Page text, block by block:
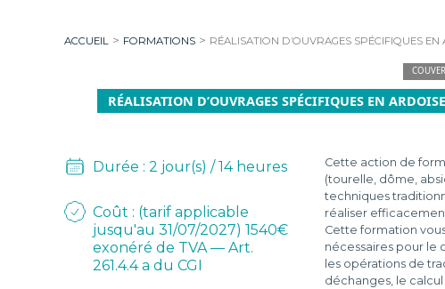
P
D
L
ACCUEIL > FORMATIONS > RÉALISATION D’OUVRAGES SPÉCIFIQUES
RÉALISATION D’OUVRAGES SPÉCIFIQUES EN
Durée : 2 jour(s) / 14 heures
Coût : (tarif applicable
jusqu'au 31/07/2027) 1540€
exonéré de TVA — Art.
261.4.4 a du CGI
Cette action de
(tourelle, dôme,
techniques
réaliser
Cette formation
nécessaires pour le
les opérations de
déchanges, le